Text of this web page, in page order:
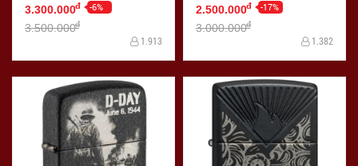
3.300.000đ -6%
3.500.000đ
1.913
2.500.000đ -17%
3.000.000đ
1.382